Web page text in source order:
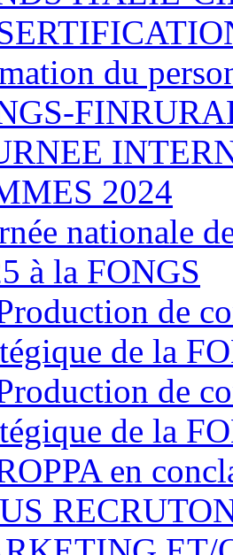
du
2024
nationale
à la FONGS
de
de la
de
de la
en